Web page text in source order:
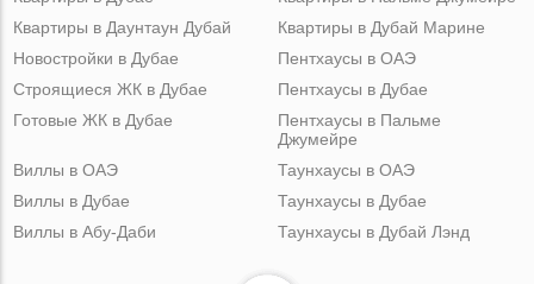
Квартиры в Даунтаун Дубай
Квартиры в Дубай Марине
Новостройки в Дубае
Строящиеся ЖК в Дубае
Готовые ЖК в Дубае
Пентхаусы в ОАЭ
Пентхаусы в Дубае
Пентхаусы в Пальме
Джумейре
Виллы в ОАЭ
Виллы в Дубае
Виллы в Абу-Даби
Таунхаусы в ОАЭ
Таунхаусы в Дубае
Таунхаусы в Дубай Лэнд